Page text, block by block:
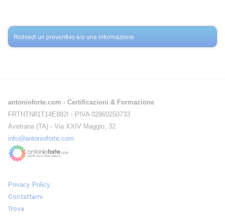
Richiedi un preventivo e/o una informazione
antonioforte.com - Certificazioni & Formazione
FRTNTN81T14E882I - PIVA 02860250733
Avetrana (TA) - Via XXIV Maggio, 32
info@antonioforte.com
Privacy Policy
Contattami
Trova